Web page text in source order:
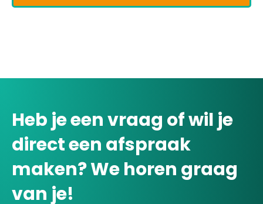
Heb je een vraag of wil je
direct een afspraak
maken? We horen graag
van je!